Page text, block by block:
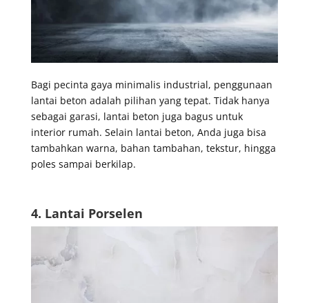
Bagi pecinta gaya minimalis industrial, penggunaan
lantai beton adalah pilihan yang tepat. Tidak hanya
sebagai garasi, lantai beton juga bagus untuk
interior rumah. Selain lantai beton, Anda juga bisa
tambahkan warna, bahan tambahan, tekstur, hingga
poles sampai berkilap.
4. Lantai Porselen